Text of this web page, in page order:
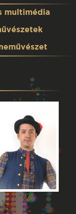
multimédia